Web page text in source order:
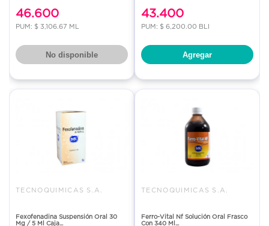
46.600
PUM: $ 3,106.67 ML
No disponible
43.400
PUM: $ 6,200.00 BLI
Agregar
TECNOQUIMICAS S.A.
Fexofenadina Suspensión Oral 30
Mg / 5 Ml Caja...
TECNOQUIMICAS S.A.
Ferro-Vital Nf Solución Oral Frasco
Con 340 Ml...